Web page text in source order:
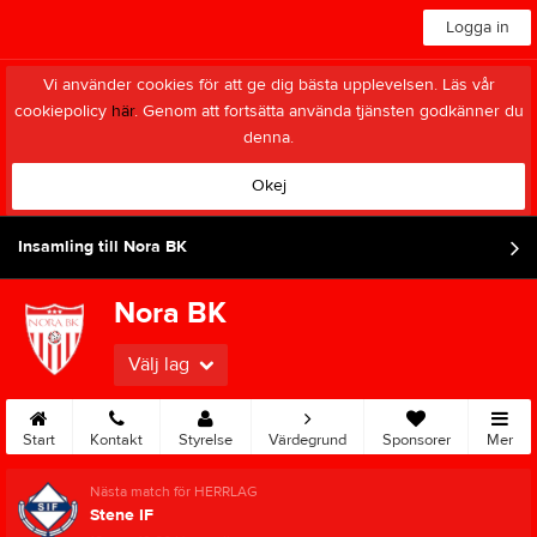
Logga in
Vi använder cookies för att ge dig bästa upplevelsen. Läs vår
cookiepolicy här. Genom att fortsätta använda tjänsten godkänner du
denna.
Okej
Insamling till Nora BK
Nora BK
Välj lag
Start Kontakt Styrelse Värdegrund Sponsorer Mer
Nästa match för HERRLAG
Stene IF